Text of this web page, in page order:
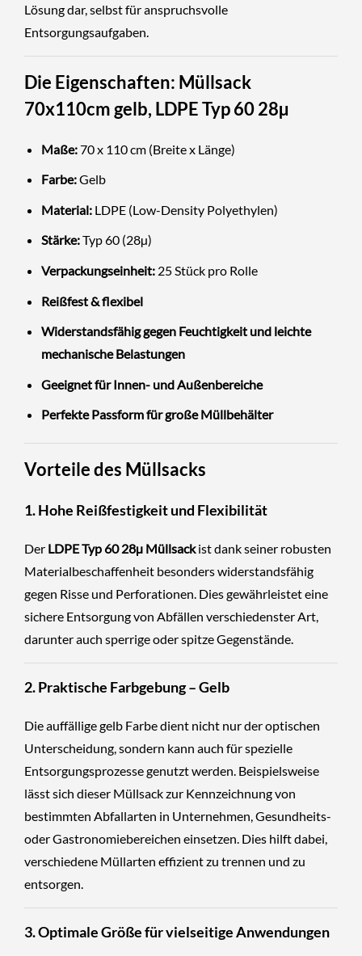
Lösung dar, selbst für anspruchsvolle
Entsorgungsaufgaben.
Die Eigenschaften: Müllsack
70x110cm gelb, LDPE Typ 6028µ
Maße:70 x 110 cm (Breite x Länge)
Farbe:Gelb
Material:LDPE (Low-Density Polyethylen)
Stärke:Typ 60 (28µ)
Verpackungseinheit:25 Stück pro Rolle
Reißfest & flexibel
Widerstandsfähig gegen Feuchtigkeit und leichte
mechanische Belastungen
Geeignet für Innen- und Außenbereiche
Perfekte Passform für große Müllbehälter
Vorteile des Müllsacks
1. Hohe Reißfestigkeit und Flexibilität
Der LDPE Typ 6028µ Müllsackist dank seiner robusten
Materialbeschaffenheit besonders widerstandsfähig
gegen Risse und Perforationen. Dies gewährleistet eine
sichere Entsorgung von Abfällen verschiedenster Art,
darunter auch sperrige oder spitze Gegenstände.
2. Praktische Farbgebung – Gelb
Die auffällige gelb Farbe dient nicht nur der optischen
Unterscheidung, sondern kann auch für spezielle
Entsorgungsprozesse genutzt werden. Beispielsweise
lässt sich dieser Müllsack zur Kennzeichnung von
bestimmten Abfallarten in Unternehmen, Gesundheits-
oder Gastronomiebereichen einsetzen. Dies hilft dabei,
verschiedene Müllarten effizient zu trennen und zu
entsorgen.
3. Optimale Größe für vielseitige Anwendungen